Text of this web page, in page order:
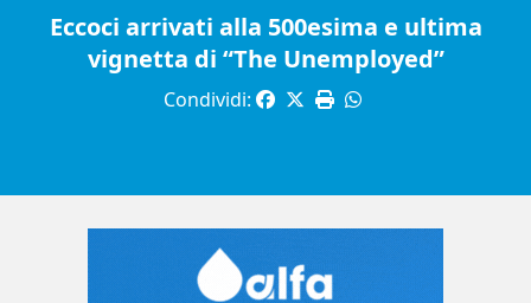
Eccoci arrivati alla 500esima e ultima
vignetta di “The Unemployed”
Condividi: